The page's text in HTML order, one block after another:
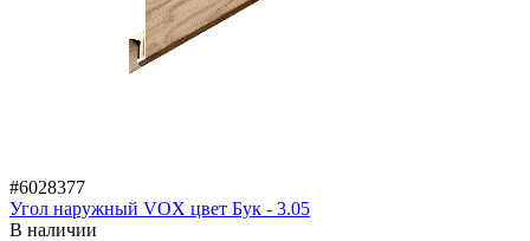
#6028377
Угол наружный VOX цвет Бук - 3.05
В наличии